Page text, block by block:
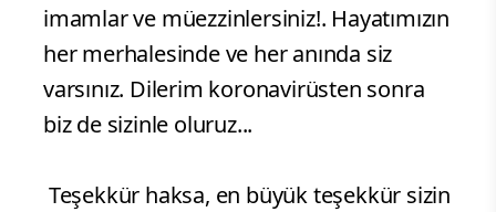
imamlar ve müezzinlersiniz!. Hayatımızın
her merhalesinde ve her anında siz
varsınız. Dilerim koronavirüsten sonra
biz de sizinle oluruz...
Teşekkür haksa, en büyük teşekkür sizin